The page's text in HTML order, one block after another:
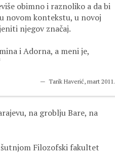
obimno i raznoliko a da bi
novom kontekstu, u novoj
njegov značaj.
i Adorna, a meni je,
Tarik Haverić, mart 2011.
na groblju Bare, na
Filozofski fakultet